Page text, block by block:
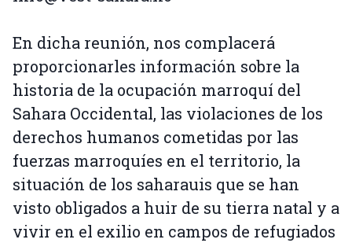
En dicha reunión, nos complacerá
proporcionarles información sobre la
historia de la ocupación marroquí del
Sahara Occidental, las violaciones de los
derechos humanos cometidas por las
fuerzas marroquíes en el territorio, la
situación de los saharauis que se han
visto obligados a huir de su tierra natal y a
vivir en el exilio en campos de refugiados